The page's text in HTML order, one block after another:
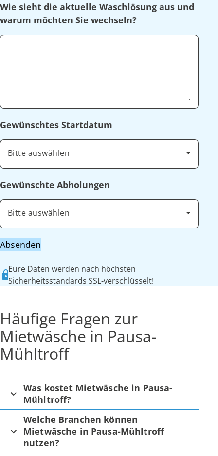
Wie sieht die aktuelle Waschlösung aus und
warum möchten Sie wechseln?
Gewünschtes Startdatum
Bitte auswählen
Gewünschte Abholungen
Bitte auswählen
Absenden
Eure Daten werden nach höchsten
Sicherheitsstandards SSL-verschlüsselt!
Häufige Fragen zur
Mietwäsche in Pausa-
Mühltroff
Was kostet Mietwäsche in Pausa-
Mühltroff?
Welche Branchen können
Mietwäsche in Pausa-Mühltroff
nutzen?